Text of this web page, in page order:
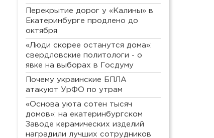
Перекрытие дорог у «Калины» в
Екатеринбурге продлено до
октября
«Люди скорее останутся дома»:
свердловские политологи - о
явке на выборах в Госдуму
Почему украинские БПЛА
атакуют УрФО по утрам
«Основа уюта сотен тысяч
домов»: на екатеринбургском
Заводе керамических изделий
наградили лучших сотрудников